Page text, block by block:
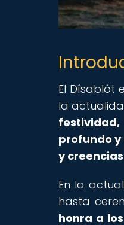
El Dísablót
la
profundo
y
En la
hasta
honra a